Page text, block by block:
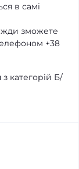
в самі
зможете
+38
категорій Б/